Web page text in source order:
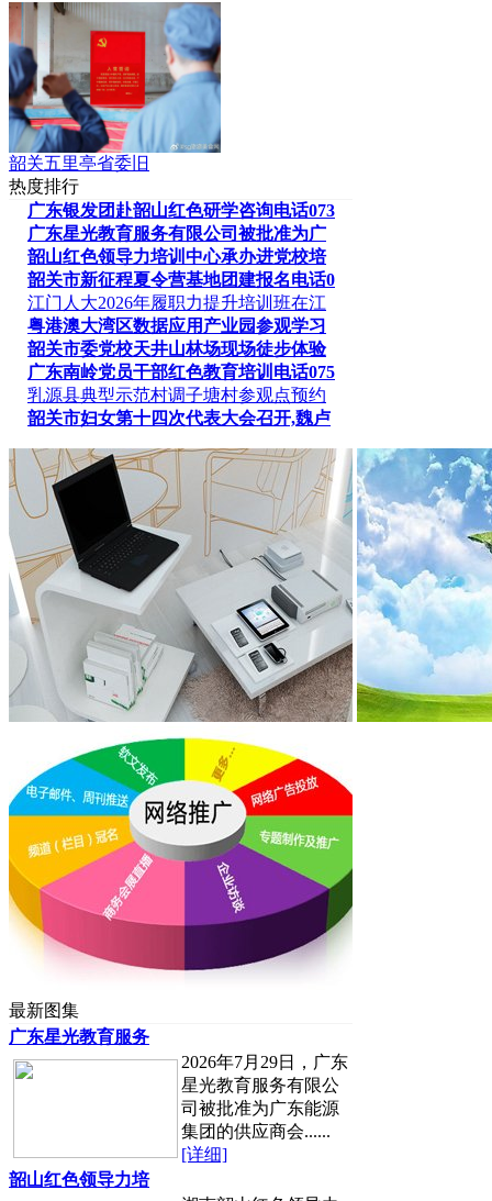
韶关五里亭省委旧
热度排行
广东银发团赴韶山红色研学咨询电话073
广东星光教育服务有限公司被批准为广
韶山红色领导力培训中心承办进党校培
韶关市新征程夏令营基地团建报名电话0
江门人大2026年履职力提升培训班在江
粤港澳大湾区数据应用产业园参观学习
韶关市委党校天井山林场现场徒步体验
广东南岭党员干部红色教育培训电话075
乳源县典型示范村调子塘村参观点预约
韶关市妇女第十四次代表大会召开,魏卢
最新图集
广东星光教育服务
2026年7月29日，广东
星光教育服务有限公
司被批准为广东能源
集团的供应商会......
[详细]
韶山红色领导力培